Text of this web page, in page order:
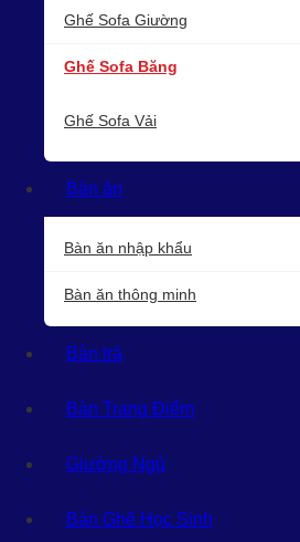
Ghế Sofa Giường
Ghế Sofa Băng
Ghế Sofa Vải
Bàn ăn
Bàn ăn nhập khẩu
Bàn ăn thông minh
Bàn trà
Bàn Trang Điểm
Giường Ngủ
Bàn Ghế Học Sinh